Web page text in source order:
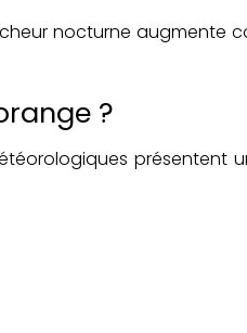
nocturne augmente
?
présentent